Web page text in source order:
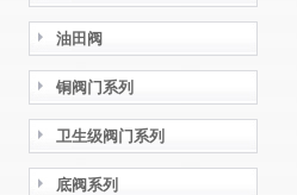
油田阀
铜阀门系列
卫生级阀门系列
底阀系列